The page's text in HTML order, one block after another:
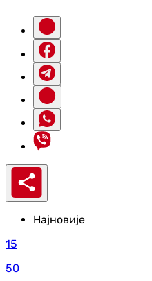
Најновије
15
50